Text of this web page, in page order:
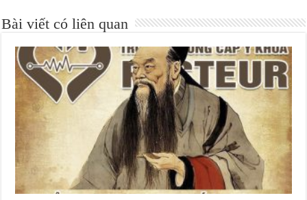
Bài viết có liên quan